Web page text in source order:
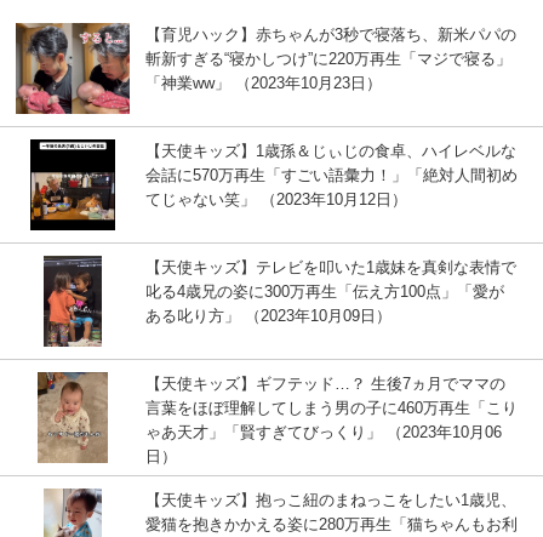
【育児ハック】赤ちゃんが3秒で寝落ち、新米パパの
斬新すぎる“寝かしつけ”に220万再生「マジで寝る」
「神業ww」 （2023年10月23日）
【天使キッズ】1歳孫＆じぃじの食卓、ハイレベルな
会話に570万再生「すごい語彙力！」「絶対人間初め
てじゃない笑」 （2023年10月12日）
【天使キッズ】テレビを叩いた1歳妹を真剣な表情で
叱る4歳兄の姿に300万再生「伝え方100点」「愛が
ある叱り方」 （2023年10月09日）
【天使キッズ】ギフテッド…？ 生後7ヵ月でママの
言葉をほぼ理解してしまう男の子に460万再生「こり
ゃあ天才」「賢すぎてびっくり」 （2023年10月06
日）
【天使キッズ】抱っこ紐のまねっこをしたい1歳児、
愛猫を抱きかかえる姿に280万再生「猫ちゃんもお利